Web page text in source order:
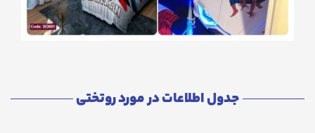
جدول اطلاعات در مورد روتختی